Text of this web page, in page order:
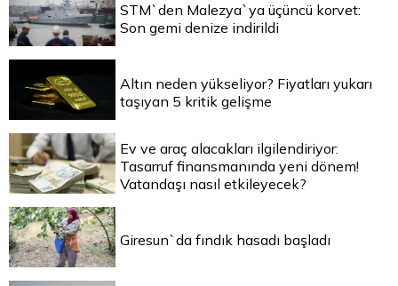
STM`den Malezya`ya üçüncü korvet:
Son gemi denize indirildi
Altın neden yükseliyor? Fiyatları yukarı
taşıyan 5 kritik gelişme
Ev ve araç alacakları ilgilendiriyor:
Tasarruf finansmanında yeni dönem!
Vatandaşı nasıl etkileyecek?
Giresun`da fındık hasadı başladı